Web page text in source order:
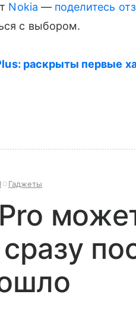
Nokia — поделитесь
с выбором.
раскрыты первые
Гаджеты